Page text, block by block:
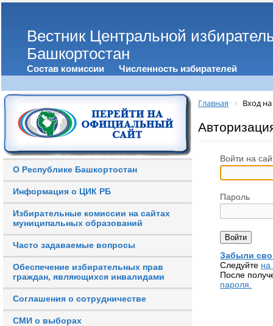
Вестник Центральной
Башкортостан
Состав комиссии Численность избирателей
О Республике Башкортостан
Информация о ЦИК РБ
Избирательные комиссии на сайтах
муниципальных образований
Часто задаваемые вопросы
Обеспечение избирательных прав
граждан, являющихся инвалидами
Соглашения о сотрудничестве
СМИ о выборах
Главная Вход на
Войти на
Пароль
Забыли
Следуйте на
После
пароля.